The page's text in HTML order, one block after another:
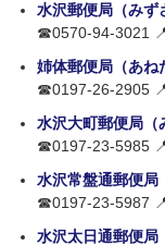
水沢郵便局（みず
☎0570-94-3021
姉体郵便局（あね
☎0197-26-2905
水沢大町郵便局（
☎0197-23-5985
水沢常盤通郵便局
☎0197-23-5987
水沢太日通郵便局